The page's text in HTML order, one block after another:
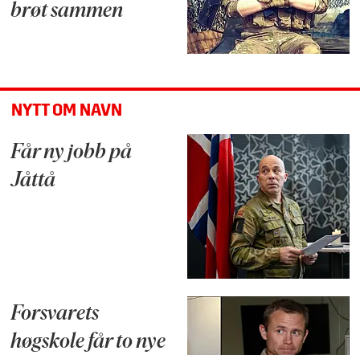
brøt sammen
NYTT OM NAVN
Får ny jobb på
Jåttå
Forsvarets
høgskole får to nye